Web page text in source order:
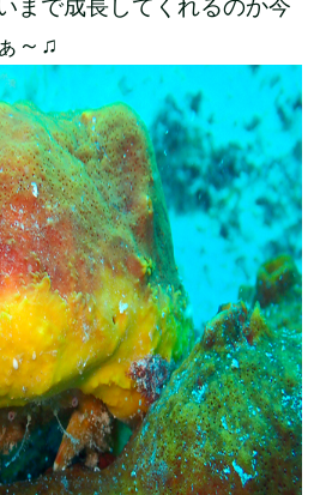
まで成長してくれるのか今
～♫